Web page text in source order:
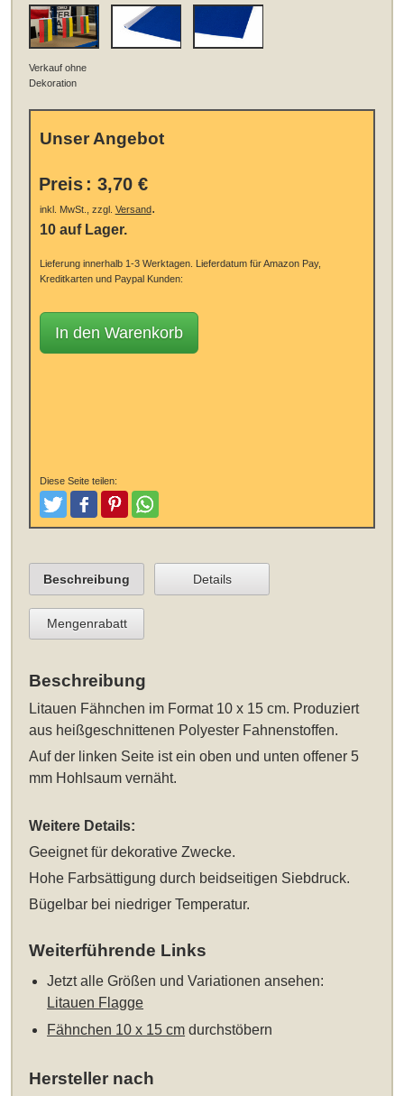
Verkauf ohne
Dekoration
Unser Angebot
Preis : 3,70 €
inkl. MwSt., zzgl. Versand.
10 auf Lager.
Lieferung innerhalb 1-3 Werktagen. Lieferdatum für Amazon Pay,
Kreditkarten und Paypal Kunden:
In den Warenkorb
Diese Seite teilen:
TweetenPostenPinterestTeilen
Beschreibung Details
Mengenrabatt
Beschreibung
Litauen Fähnchen im Format 10 x 15 cm. Produziert
aus heißgeschnittenen Polyester Fahnenstoffen.
Auf der linken Seite ist ein oben und unten offener 5
mm Hohlsaum vernäht.
Weitere Details:
Geeignet für dekorative Zwecke.
Hohe Farbsättigung durch beidseitigen Siebdruck.
Bügelbar bei niedriger Temperatur.
Weiterführende Links
Jetzt alle Größen und Variationen ansehen:
Litauen Flagge
Fähnchen 10 x 15 cm durchstöbern
Hersteller nach